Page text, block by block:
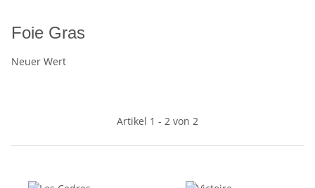
Foie Gras
Neuer Wert
Artikel 1 - 2 von 2